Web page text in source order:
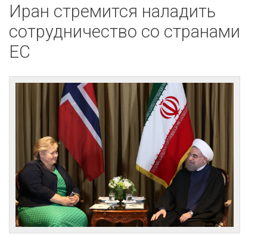
Иран стремится наладить
сотрудничество со странами
ЕС